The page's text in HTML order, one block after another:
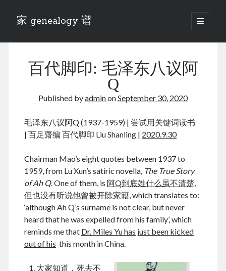
家 genealogy 谱
open
primary
Sidebar
Anecdotes 轶事
Blog 博客
heathen son 异教徒
Lü 吕氏
Trade War
Zhou 周氏
📚 Chee Hsin 130 启新
📚 Mom's 百家照
📚 opium 鸦片
📚 Rise of a Mandarin
📚 SFaBB
August 2026
百代脚印: 毛泽东八议阿
Q
Published byadminonSeptember 30, 2020
毛泽东八议阿Q (1937-1959) | 尝试用关键词读书
| 百足齋编 百代脚印 Liu Shanling | 2020.9.30
Chairman Mao’s eight quotes between 1937 to
1959, from Lu Xun’s satiric novella, The True Story
of Ah Q. One of them, is 阿Q到底姓什么虽不清楚,
但也没有听说他曾被开除家籍, which translates to:
‘although Ah Q’s surname is not clear, but never
heard that he was expelled from his family’, which
reminds me that Dr. Miles Yu has just been kicked
out of his this month in China.
大家知道，死去不